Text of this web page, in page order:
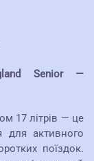
Senior —
17 літрів — це
для активного
поїздок.